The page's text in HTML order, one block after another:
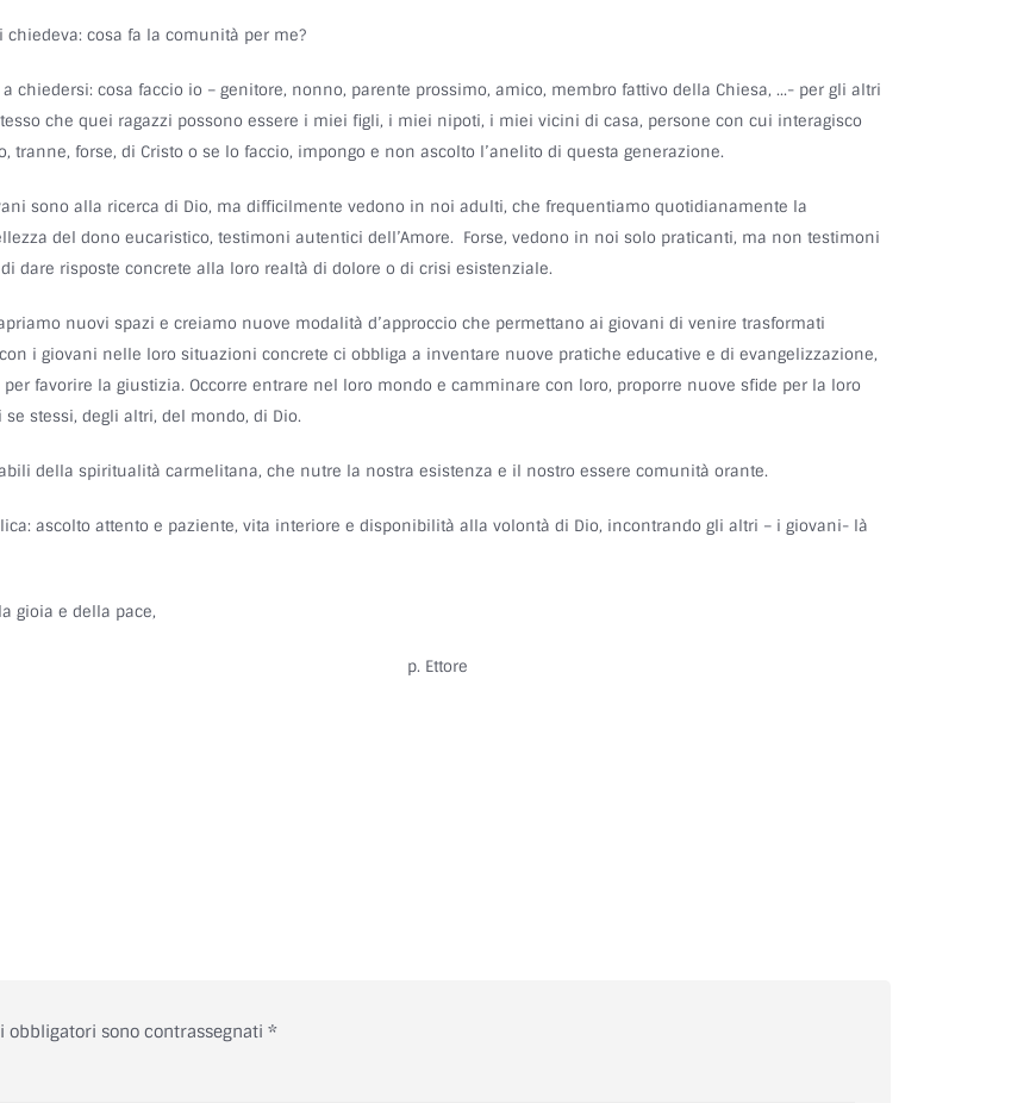
cosa fa la comunità per me?
chiedersi: cosa faccio io – genitore, nonno, parente prossimo, amico, membro fattivo della Chiesa, …- per gli altri
che quei ragazzi possono essere i miei figli, i miei nipoti, i miei vicini di casa, persone con cui interagisco
forse, di Cristo o se lo faccio, impongo e non ascolto l’anelito di questa generazione.
sono alla ricerca di Dio, ma difficilmente vedono in noi adulti, che frequentiamo quotidianamente la
del dono eucaristico, testimoni autentici dell’Amore. Forse, vedono in noi solo praticanti, ma non testimoni
dare risposte concrete alla loro realtà di dolore o di crisi esistenziale.
nuovi spazi e creiamo nuove modalità d’approccio che permettano ai giovani di venire trasformati
i giovani nelle loro situazioni concrete ci obbliga a inventare nuove pratiche educative e di evangelizzazione,
favorire la giustizia. Occorre entrare nel loro mondo e camminare con loro, proporre nuove sfide per la loro
stessi, degli altri, del mondo, di Dio.
della spiritualità carmelitana, che nutre la nostra esistenza e il nostro essere comunità orante.
ascolto attento e paziente, vita interiore e disponibilità alla volontà di Dio, incontrando gli altri – i giovani- là
gioia e della pace,
obbligatori sono contrassegnati *